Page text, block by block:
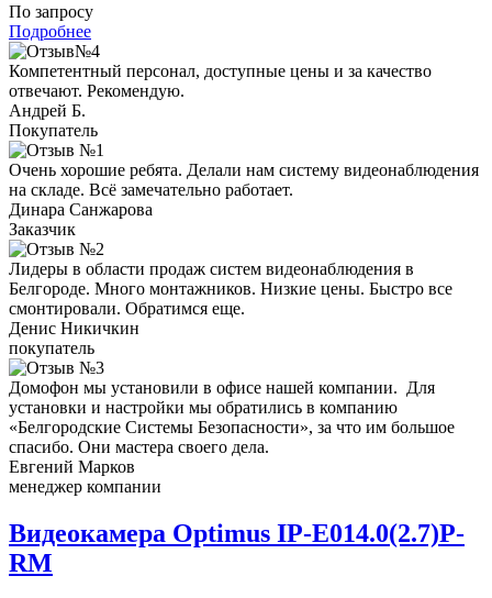
По запросу
Подробнее
Компетентный персонал, доступные цены и за качество
отвечают. Рекомендую.
Андрей Б.
Покупатель
Очень хорошие ребята. Делали нам систему видеонаблюдения
на складе. Всё замечательно работает.
Динара Санжарова
Заказчик
Лидеры в области продаж систем видеонаблюдения в
Белгороде. Много монтажников. Низкие цены. Быстро все
смонтировали. Обратимся еще.
Денис Никичкин
покупатель
Домофон мы установили в офисе нашей компании. Для
установки и настройки мы обратились в компанию
«Белгородские Системы Безопасности», за что им большое
спасибо. Они мастера своего дела.
Евгений Марков
менеджер компании
Видеокамера Optimus IP-E014.0(2.7)Р-
RM